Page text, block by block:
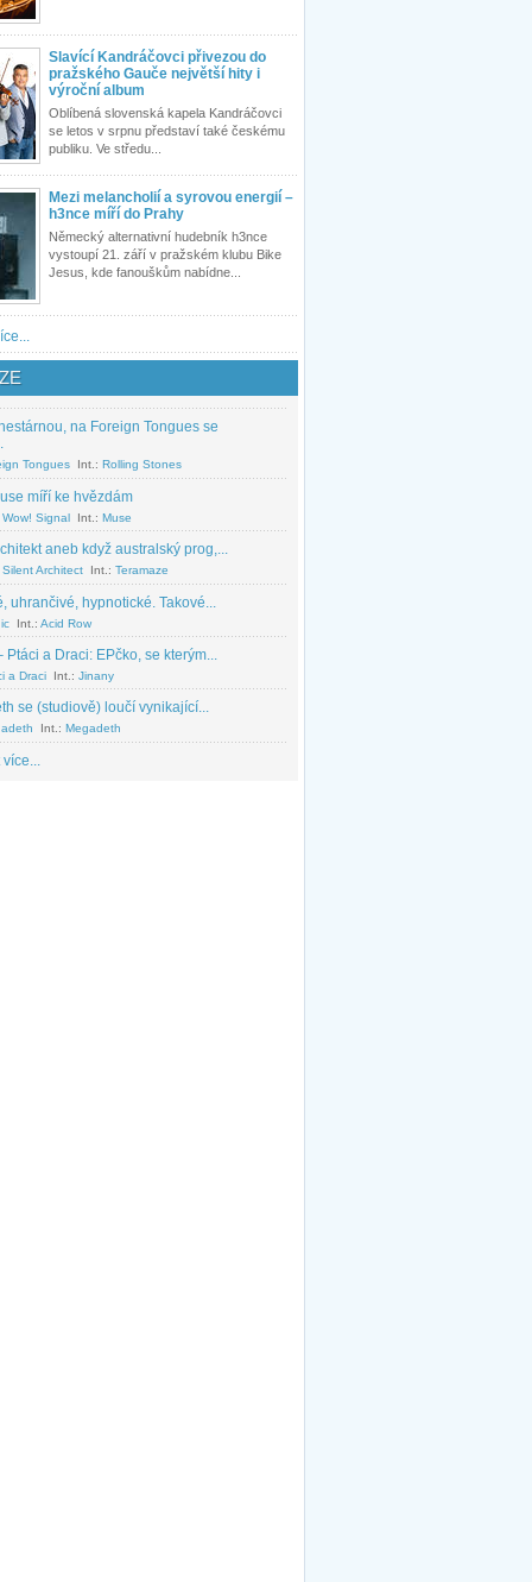
Slavící Kandráčovci přivezou do
pražského Gauče největší hity i
výroční album
Oblíbená slovenská kapela Kandráčovci
se letos v srpnu představí také českému
publiku. Ve středu...
Mezi melancholií a syrovou energií –
h3nce míří do Prahy
Německý alternativní hudebník h3nce
vystoupí 21. září v pražském klubu Bike
Jesus, kde fanouškům nabídne...
na Foreign Tongues se
Tongues Int.: Rolling Stones
míří ke hvězdám
Signal Int.: Muse
aneb když australský prog,...
Architect Int.: Teramaze
uhrančivé, hypnotické. Takové...
Int.: Acid Row
Ptáci a Draci: EPčko, se kterým...
a Draci Int.: Jinany
se (studiově) loučí vynikající...
Int.: Megadeth